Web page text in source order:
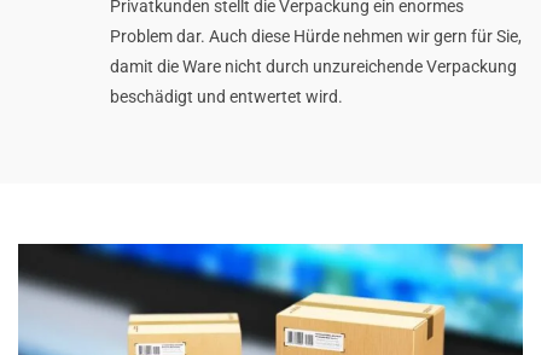
Privatkunden stellt die Verpackung ein enormes
Problem dar. Auch diese Hürde nehmen wir gern für Sie,
damit die Ware nicht durch unzureichende Verpackung
beschädigt und entwertet wird.